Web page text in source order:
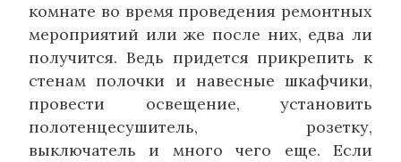
комнате во время проведения ремонтных
мероприятий или же после них, едва ли
получится. Ведь придется прикрепить к
стенам полочки и навесные шкафчики,
провести освещение, установить
полотенцесушитель, розетку,
выключатель и много чего еще. Если